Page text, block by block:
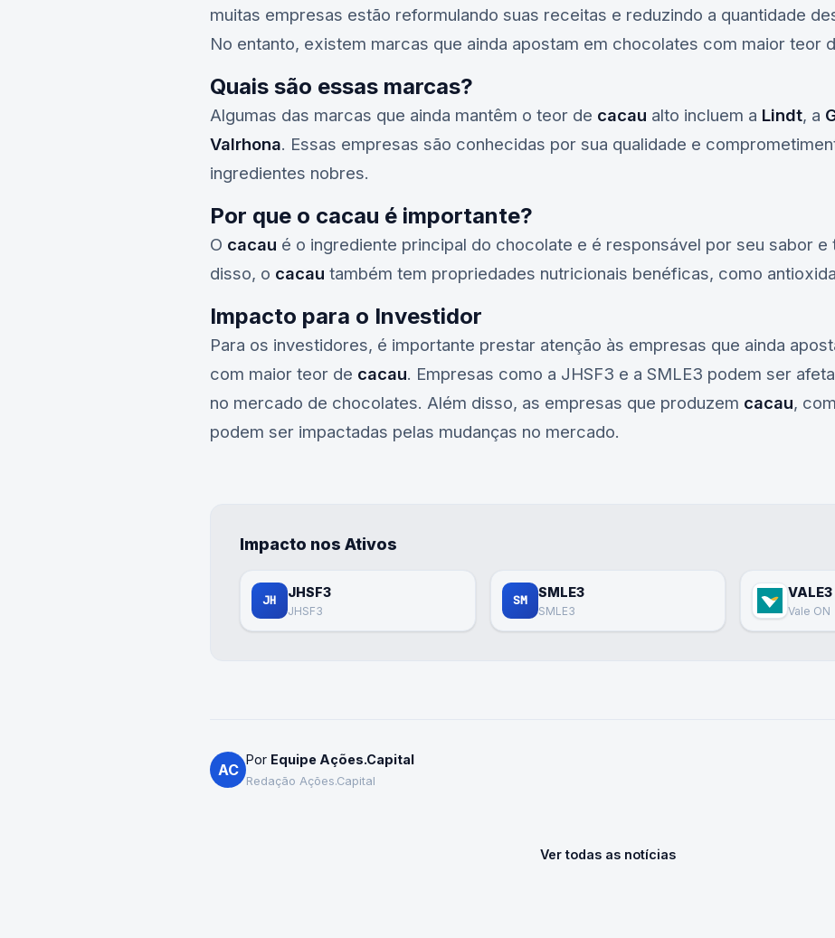
muitas empresas estão reformulando suas receitas e reduzindo a quantidade
No entanto, existem marcas que ainda apostam em chocolates com maior teor
Quais são essas marcas?
Algumas das marcas que ainda mantêm o teor de cacau alto incluem a Lindt, a
Valrhona. Essas empresas são conhecidas por sua qualidade e
ingredientes nobres.
Por que o cacau é importante?
O cacau é o ingrediente principal do chocolate e é responsável por seu sabor e
disso, o cacau também tem propriedades nutricionais benéficas, como
Impacto para o Investidor
Para os investidores, é importante prestar atenção às empresas que ainda
com maior teor de cacau. Empresas como a JHSF3 e a SMLE3 podem ser
no mercado de chocolates. Além disso, as empresas que produzem cacau,
podem ser impactadas pelas mudanças no mercado.
Impacto nos Ativos
JH
JHSF3
JHSF3
SM
SMLE3
SMLE3
VALE3
Vale ON
AC
Por Equipe Ações.Capital
Redação Ações.Capital
Ver todas as notícias